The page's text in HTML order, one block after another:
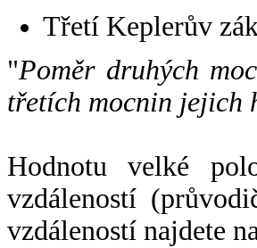
Třetí Keplerův
"Poměr druhých
třetích mocnin jejich
Hodnotu velké
vzdáleností
vzdáleností najdete